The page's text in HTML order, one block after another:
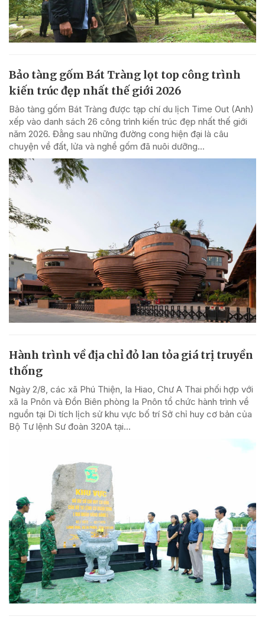
Bảo tàng gốm Bát Tràng lọt top công trình
kiến trúc đẹp nhất thế giới 2026
Bảo tàng gốm Bát Tràng được tạp chí du lịch Time Out (Anh)
xếp vào danh sách 26 công trình kiến trúc đẹp nhất thế giới
năm 2026. Đằng sau những đường cong hiện đại là câu
chuyện về đất, lửa và nghề gốm đã nuôi dưỡng...
Hành trình về địa chỉ đỏ lan tỏa giá trị truyền
thống
Ngày 2/8, các xã Phú Thiện, Ia Hiao, Chư A Thai phối hợp với
xã Ia Pnôn và Đồn Biên phòng Ia Pnôn tổ chức hành trình về
nguồn tại Di tích lịch sử khu vực bố trí Sở chỉ huy cơ bản của
Bộ Tư lệnh Sư đoàn 320A tại...